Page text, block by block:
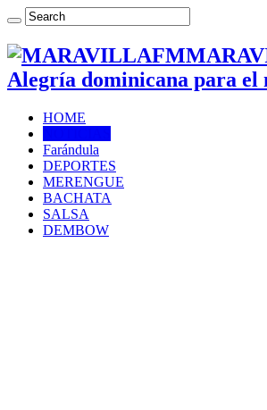
Alegría dominicana para el
HOME
Farándula
DEPORTES
MERENGUE
BACHATA
SALSA
DEMBOW